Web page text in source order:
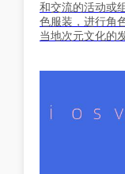
和交流的活动或
色服装，进行角
当地次元文化的